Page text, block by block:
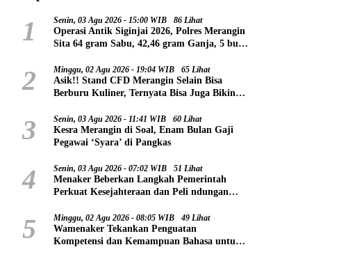
1 Senin, 03 Agu 2026 - 15:00 WIB 86 Lihat
Operasi Antik Siginjai 2026, Polres Merangin
Sita 64 gram Sabu, 42,46 gram Ganja, 5 butir
2 Minggu, 02 Agu 2026 - 19:04 WIB 65 Lihat
Asik!! Stand CFD Merangin Selain Bisa
Berburu Kuliner, Ternyata Bisa Juga Bikin
3 Senin, 03 Agu 2026 - 11:41 WIB 60 Lihat
Kesra Merangin di Soal, Enam Bulan Gaji
Pegawai ‘Syara’ di Pangkas
4 Senin, 03 Agu 2026 - 07:02 WIB 51 Lihat
Menaker Beberkan Langkah Pemerintah
Perkuat Kesejahteraan dan Peli ndungan
5 Minggu, 02 Agu 2026 - 08:05 WIB 49 Lihat
Wamenaker Tekankan Penguatan
Kompetensi dan Kemampuan Bahasa untuk